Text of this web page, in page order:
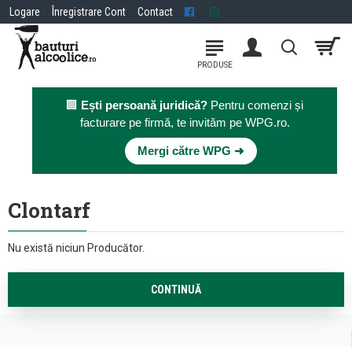
Logare Înregistrare Cont Contact
🏢 Ești persoană juridică? Pentru comenzi și
facturare pe firmă, te invităm pe WPG.ro.
Mergi către WPG ➜
Clontarf
Nu există niciun Producător.
CONTINUĂ